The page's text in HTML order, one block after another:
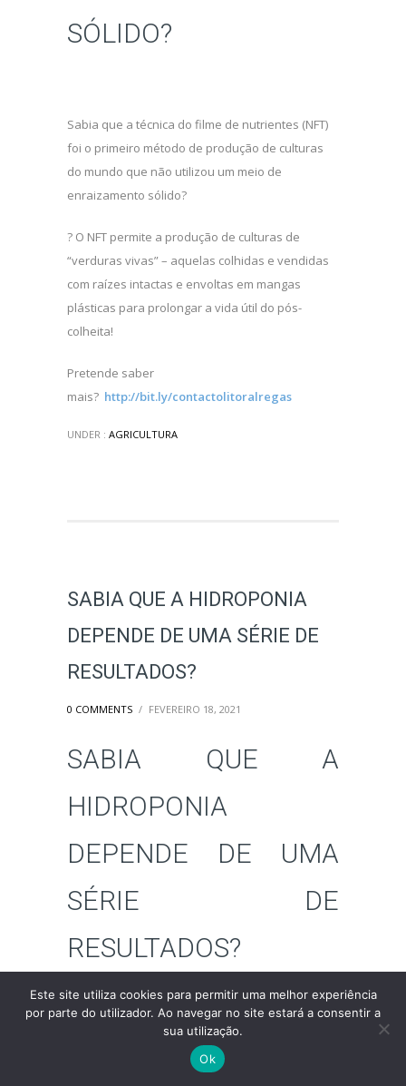
SÓLIDO?
Sabia que a técnica do filme de nutrientes (NFT)
foi o primeiro método de produção de culturas
do mundo que não utilizou um meio de
enraizamento sólido?
? O NFT permite a produção de culturas de
“verduras vivas” – aquelas colhidas e vendidas
com raízes intactas e envoltas em mangas
plásticas para prolongar a vida útil do pós-
colheita!
Pretende saber
mais? http://bit.ly/contactolitoralregas
UNDER : AGRICULTURA
SABIA QUE A HIDROPONIA
DEPENDE DE UMA SÉRIE DE
RESULTADOS?
0 COMMENTS / FEVEREIRO 18, 2021
SABIA QUE A
HIDROPONIA
DEPENDE DE UMA
SÉRIE DE
RESULTADOS?
Sabia que o resultado positivo do cultivo de
certas culturas e da hidroponia em geral
depende de uma série de cuidados?
Este site utiliza cookies para permitir uma melhor experiência
por parte do utilizador. Ao navegar no site estará a consentir a
sua utilização.
Ok